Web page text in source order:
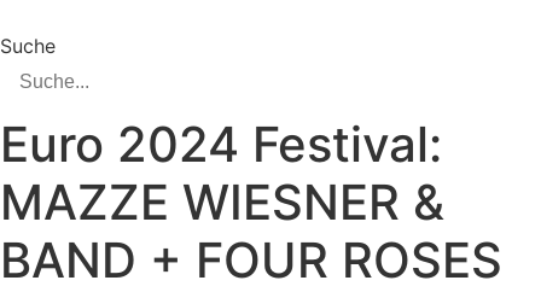
Suche
Euro 2024 Festival:
MAZZE WIESNER &
BAND + FOUR ROSES